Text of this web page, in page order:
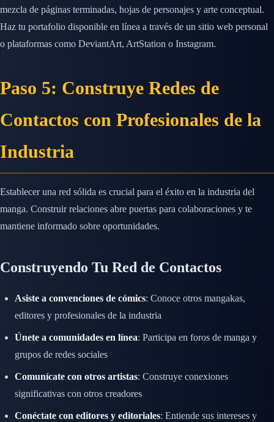
mezcla de páginas terminadas, hojas de personajes y arte conceptual.
Haz tu portafolio disponible en línea a través de un sitio web personal
o plataformas como DeviantArt, ArtStation o Instagram.
Paso 5: Construye Redes de
Contactos con Profesionales de la
Industria
Establecer una red sólida es crucial para el éxito en la industria del
manga. Construir relaciones abre puertas para colaboraciones y te
mantiene informado sobre oportunidades.
Construyendo Tu Red de Contactos
Asiste a convenciones de cómics: Conoce otros mangakas,
editores y profesionales de la industria
Únete a comunidades en línea: Participa en foros de manga y
grupos de redes sociales
Comunícate con otros artistas: Construye conexiones
significativas con otros creadores
Conéctate con editores y editoriales: Entiende sus intereses y